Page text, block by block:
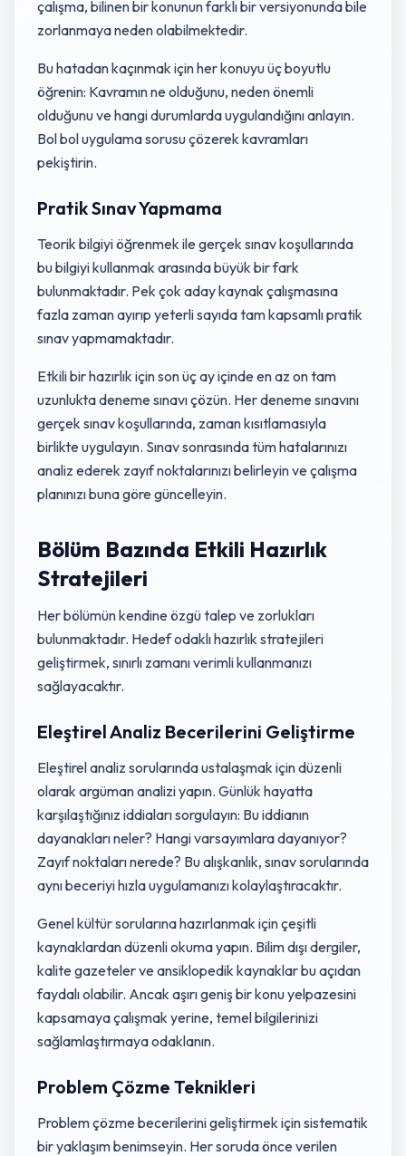
çalışma, bilinen bir konunun farklı bir versiyonunda bile
zorlanmaya neden olabilmektedir.
Bu hatadan kaçınmak için her konuyu üç boyutlu
öğrenin: Kavramın ne olduğunu, neden önemli
olduğunu ve hangi durumlarda uygulandığını anlayın.
Bol bol uygulama sorusu çözerek kavramları
pekiştirin.
Pratik Sınav Yapmama
Teorik bilgiyi öğrenmek ile gerçek sınav koşullarında
bu bilgiyi kullanmak arasında büyük bir fark
bulunmaktadır. Pek çok aday kaynak çalışmasına
fazla zaman ayırıp yeterli sayıda tam kapsamlı pratik
sınav yapmamaktadır.
Etkili bir hazırlık için son üç ay içinde en az on tam
uzunlukta deneme sınavı çözün. Her deneme sınavını
gerçek sınav koşullarında, zaman kısıtlamasıyla
birlikte uygulayın. Sınav sonrasında tüm hatalarınızı
analiz ederek zayıf noktalarınızı belirleyin ve çalışma
planınızı buna göre güncelleyin.
Bölüm Bazında Etkili Hazırlık
Stratejileri
Her bölümün kendine özgü talep ve zorlukları
bulunmaktadır. Hedef odaklı hazırlık stratejileri
geliştirmek, sınırlı zamanı verimli kullanmanızı
sağlayacaktır.
Eleştirel Analiz Becerilerini Geliştirme
Eleştirel analiz sorularında ustalaşmak için düzenli
olarak argüman analizi yapın. Günlük hayatta
karşılaştığınız iddiaları sorgulayın: Bu iddianın
dayanakları neler? Hangi varsayımlara dayanıyor?
Zayıf noktaları nerede? Bu alışkanlık, sınav sorularında
aynı beceriyi hızla uygulamanızı kolaylaştıracaktır.
Genel kültür sorularına hazırlanmak için çeşitli
kaynaklardan düzenli okuma yapın. Bilim dışı dergiler,
kalite gazeteler ve ansiklopedik kaynaklar bu açıdan
faydalı olabilir. Ancak aşırı geniş bir konu yelpazesini
kapsamaya çalışmak yerine, temel bilgilerinizi
sağlamlaştırmaya odaklanın.
Problem Çözme Teknikleri
Problem çözme becerilerini geliştirmek için sistematik
bir yaklaşım benimseyin. Her soruda önce verilen